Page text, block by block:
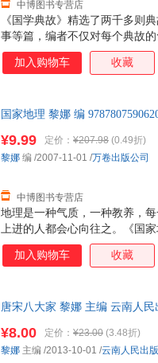
《国学典故》精选了两千多则
事等篇，编者不仅对每个典故
以通俗易懂的语言将它们背后
其源，又了解其中所蕴含的丰
中博图书专营店
加入购物车 收藏
国家地理 黎娜 编
地理是一种气质，一种教养，
上进的人都会心向往之。《国
各国和中国的著名山脉、火山
革等方面的情况，希冀能激发
读书、轻松读书。 《国家地理
观，纵经横纬，无所不至，如
廷的冰川国家公园、地球脸上
¥9.99 定价： ¥207.98 (0.49折)
中博图书专营店
黎娜 编 /2007-11-01 /万卷出版公司
加入购物车 收藏
唐宋八大家 黎娜 主编 云南人
¥8.00 定价： ¥23.00 (3.48折)
黎娜 主编 /2013-10-01 /云南人民出